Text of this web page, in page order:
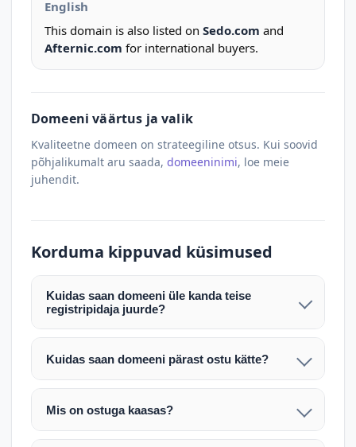
English
This domain is also listed on Sedo.com and
Afternic.com for international buyers.
Domeeni väärtus ja valik
Kvaliteetne domeen on strateegiline otsus. Kui soovid
põhjalikumalt aru saada, domeeninimi, loe meie
juhendit.
Korduma kippuvad küsimused
Kuidas saan domeeni üle kanda teise
registripidaja juurde?
Pärast makse laekumist edastame teile domeeni
AUTH (EPP) koodi. Selle abil saate domeeni üle
Domeeni ülekandmine toimub registripidajate
tööpäeva. Täpsemad juhised saadetakse teile e-
Kuidas saan domeeni pärast ostu kätte?
Pärast ostu vormistamist väljastame arve.
Maksekinnituse järel edastame teile domeeni
enda valitud registripidaja juurde.
Mis on ostuga kaasas?
Ostuga kaasas on domeeninime omandiõigus.